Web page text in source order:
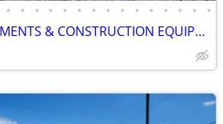
• • • • • • • • • • • • • • •
EXCAVATOR ATTACHMENTS & CONSTRUCTION EQUIPMENT ON SALE!!!